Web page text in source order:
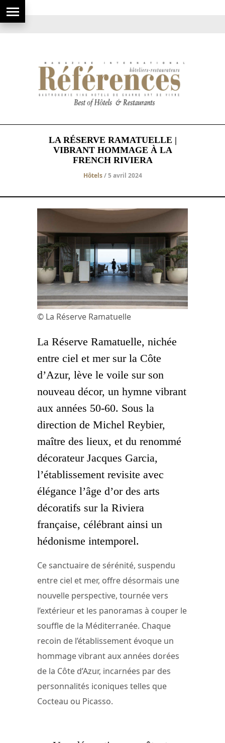
LA RÉSERVE RAMATUELLE |
VIBRANT HOMMAGE À LA
FRENCH RIVIERA
Hôtels/ 5 avril 2024
© La Réserve Ramatuelle
La Réserve Ramatuelle, nichée
entre ciel et mer sur la Côte
d’Azur, lève le voile sur son
nouveau décor, un hymne vibrant
aux années 50-60. Sous la
direction de Michel Reybier,
maître des lieux, et du renommé
décorateur Jacques Garcia,
l’établissement revisite avec
élégance l’âge d’or des arts
décoratifs sur la Riviera
française, célébrant ainsi un
hédonisme intemporel.
Ce sanctuaire de sérénité, suspendu
entre ciel et mer, offre désormais une
nouvelle perspective, tournée vers
l’extérieur et les panoramas à couper le
souffle de la Méditerranée. Chaque
recoin de l’établissement évoque un
hommage vibrant aux années dorées
de la Côte d’Azur, incarnées par des
personnalités iconiques telles que
Cocteau ou Picasso.